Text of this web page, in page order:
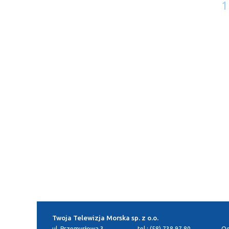
1
Twoja Telewizja Morska sp. z o.o.